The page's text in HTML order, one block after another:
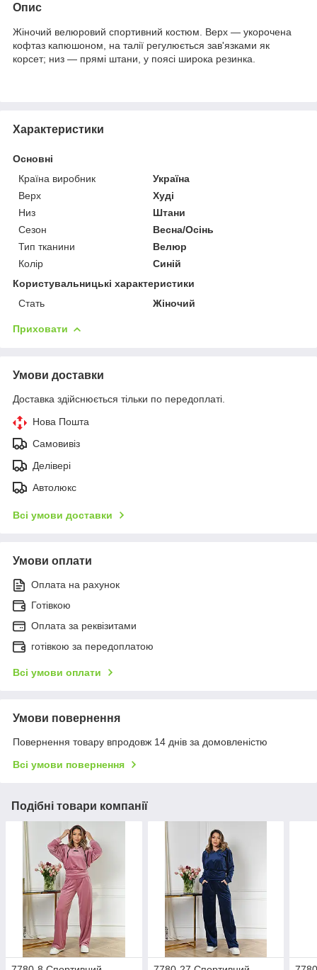
Опис
Жіночий велюровий спортивний костюм. Верх — укорочена
кофтаз капюшоном, на талії регулюється зав'язками як
корсет; низ — прямі штани, у поясі широка резинка.
Характеристики
Основні
Країна виробник
Україна
Верх
Худі
Низ
Штани
Сезон
Весна/Осінь
Тип тканини
Велюр
Колір
Синій
Користувальницькі характеристики
Стать
Жіночий
Приховати
Умови доставки
Доставка здійснюється тільки по передоплаті.
Нова Пошта
Самовивіз
Делівері
Автолюкс
Всі умови доставки
Умови оплати
Оплата на рахунок
Готівкою
Оплата за реквізитами
готівкою за передоплатою
Всі умови оплати
Умови повернення
Повернення товару впродовж 14 днів за домовленістю
Всі умови повернення
Подібні товари компанії